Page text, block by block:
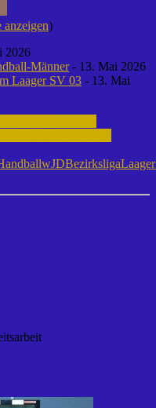
anzeigen)
2026
Männer- 13. Mai 2026
Laager SV 03 - 13. Mai
wJDBezirksliga